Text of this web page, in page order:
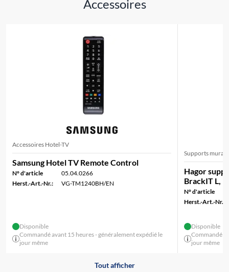
Accessoires
Accessoires Hotel-TV
Samsung Hotel TV Remote Control
N° d'article
05.04.0266
Herst.-Art.-Nr.:
VG-TM1240BH/EN
Disponible
Commandé avant 15 heures - généralement expédié le
jour même
Supports
Hagor
BrackIT L,
N° d'article
Herst.-Art.-Nr.:
Disponible
Commandé
jour même
Tout afficher